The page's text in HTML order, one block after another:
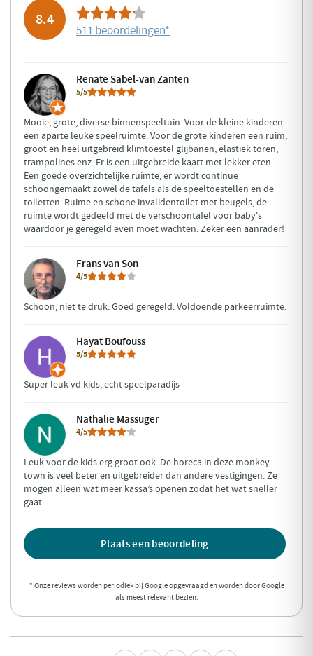
8.4
511 beoordelingen*
Renate Sabel-van Zanten
5/5
Mooie, grote, diverse binnenspeeltuin. Voor de kleine kinderen
een aparte leuke speelruimte. Voor de grote kinderen een ruim,
groot en heel uitgebreid klimtoestel glijbanen, elastiek toren,
trampolines enz. Er is een uitgebreide kaart met lekker eten.
Een goede overzichtelijke ruimte, er wordt continue
schoongemaakt zowel de tafels als de speeltoestellen en de
toiletten. Ruime en schone invalidentoilet met beugels, de
ruimte wordt gedeeld met de verschoontafel voor baby's
waardoor je geregeld even moet wachten. Zeker een aanrader!
Frans van Son
4/5
Schoon, niet te druk. Goed geregeld. Voldoende parkeerruimte.
Hayat Boufouss
5/5
Super leuk vd kids, echt speelparadijs
Nathalie Massuger
4/5
Leuk voor de kids erg groot ook. De horeca in deze monkey
town is veel beter en uitgebreider dan andere vestigingen. Ze
mogen alleen wat meer kassa’s openen zodat het wat sneller
gaat.
Plaats een beoordeling
* Onze reviews worden periodiek bij Google opgevraagd en worden door Google
als meest relevant bezien.